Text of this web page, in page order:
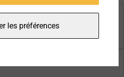
les préférences